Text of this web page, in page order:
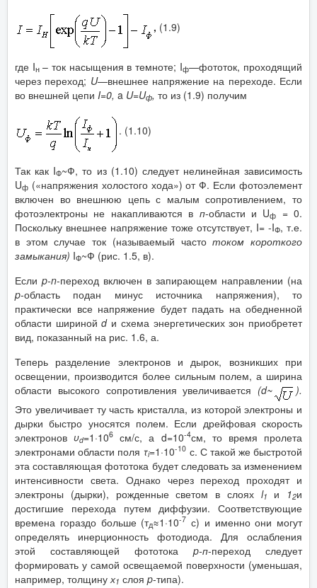
, (1.9)
где Iн – ток насыщения в темноте; Iф—фототок, проходящий
через переход; U—внешнее напряжение на переходе. Если
во внешней цепи I=0, a U=Uф, то из (1.9) получим
. (1.10)
Так как IФ~Ф, то из (1.10) следует нелинейная зависимость
Uф («напряжения холостого хода») от Ф. Если фотоэлемент
включен во внешнюю цепь с малым сопротивлением, то
фотоэлектроны не накапливаются в п-области и Uф
= 0.
Поскольку внешнее напряжение тоже отсутствует, I= -IФ, т.е.
в этом случае ток (называемый частотоком короткого
замыкания) IФ~Ф (рис. 1.5, в).
Если p-n-переход включен в запирающем направлении (на
p-область подан минус источника напряжения), то
практически все напряжение будет падать на обедненной
области ширинойdи схема энергетических зон приобретет
вид, показанный на рис. 1.6, а.
Теперь разделение электронов и дырок, возникших при
освещении, производится более сильным полем, а ширина
области высокого сопротивления увеличивается (d~
).
Это увеличивает ту часть кристалла, из которой электроны и
дырки быстро уносятся полем. Если дрейфовая скорость
электроновυd=1·106 см/с, а d=10-4см, то время пролета
электронами области поля τi=1·10-10 с. С такой же быстротой
эта составляющая фототока будет следовать за изменением
интенсивности света. Однако через переход проходят и
электроны (дырки), рожденные светом в слоях l1 и 12и
достигшие перехода путем диффузии. Соответствующие
времена гораздо больше (тд≈1·10-7 с) и именно они могут
определять инерционность фотодиода. Для ослабления
этой составляющей фототока p-п-переход следует
формировать у самой освещаемой поверхности (уменьшая,
например, толщину х1 слоя p-типа).